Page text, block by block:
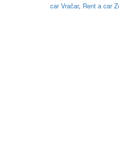
car Vračar, Rent a car